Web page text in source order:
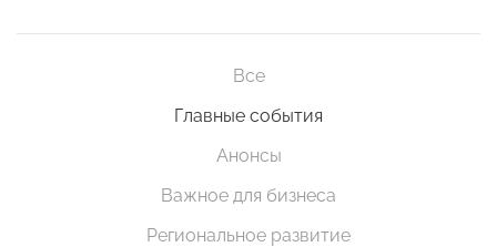
Все
Главные события
Анонсы
Важное для бизнеса
Региональное развитие